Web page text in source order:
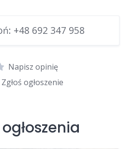
+48 692 347 958
Napisz opinię
Zgłoś ogłoszenie